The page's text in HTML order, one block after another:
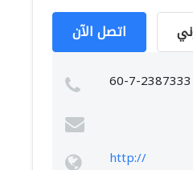
اتصل الآن
60-7-2387333
http://